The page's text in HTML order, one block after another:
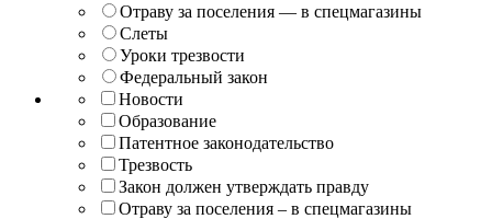
Отраву за поселения — в спецмагазины
Слеты
Уроки трезвости
Федеральный закон
Новости
Образование
Патентное законодательство
Трезвость
Закон должен утверждать правду
Отраву за поселения – в спецмагазины